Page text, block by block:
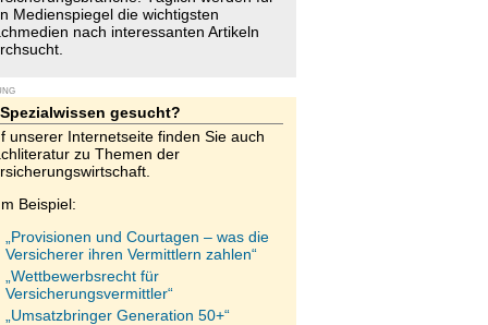
Medienspiegel die wichtigsten
nach interessanten Artikeln
Spezialwissen gesucht?
unserer Internetseite finden Sie auch
zu Themen der
Beispiel:
„Provisionen und Courtagen – was die
Versicherer ihren Vermittlern zahlen“
„Wettbewerbsrecht für
Versicherungsvermittler“
„Umsatzbringer Generation 50+“